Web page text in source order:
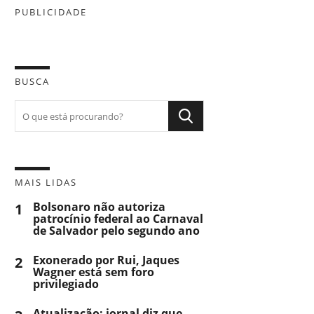
PUBLICIDADE
BUSCA
MAIS LIDAS
1 Bolsonaro não autoriza
patrocínio federal ao Carnaval
de Salvador pelo segundo ano
2 Exonerado por Rui, Jaques
Wagner está sem foro
privilegiado